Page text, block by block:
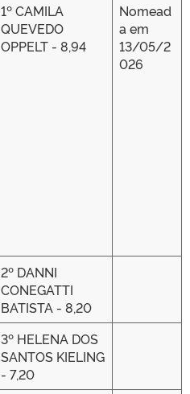
1º CAMILA
QUEVEDO
OPPELT - 8,94
Nomead
a em
13/05/2
026
2º DANNI
CONEGATTI
BATISTA - 8,20
3º HELENA DOS
SANTOS KIELING
- 7,20